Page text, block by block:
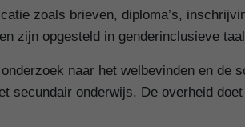
zoals brieven, diploma’s,
zijn opgesteld in genderinclusieve
naar het welbevinden en de
secundair onderwijs. De overheid